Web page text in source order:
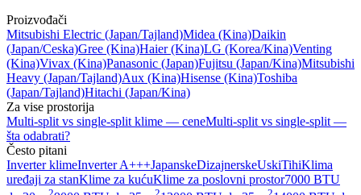
Proizvođači
Mitsubishi Electric (Japan/Tajland)Midea (Kina)Daikin
(Japan/Ceska)Gree (Kina)Haier (Kina)LG (Korea/Kina)Venting
(Kina)Vivax (Kina)Panasonic (Japan)Fujitsu (Japan/Kina)Mitsubishi
Heavy (Japan/Tajland)Aux (Kina)Hisense (Kina)Toshiba
(Japan/Tajland)Hitachi (Japan/Kina)
Za vise prostorija
Multi-split vs single-split klime — ceneMulti-split vs single-split —
šta odabrati?
Često pitani
Inverter klimeInverter A+++JapanskeDizajnerskeUskiTihiKlima
uređaji za stanKlime za kućuKlime za poslovni prostor7000 BTU